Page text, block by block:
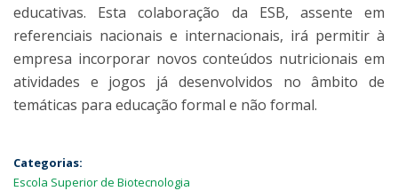
educativas. Esta colaboração da ESB, assente em
referenciais nacionais e internacionais, irá permitir à
empresa incorporar novos conteúdos nutricionais em
atividades e jogos já desenvolvidos no âmbito de
temáticas para educação formal e não formal.
Categorias:
Escola Superior de Biotecnologia